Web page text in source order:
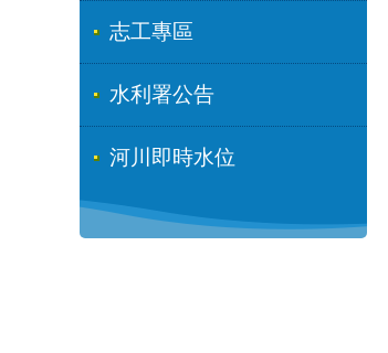
志工專區
水利署公告
河川即時水位